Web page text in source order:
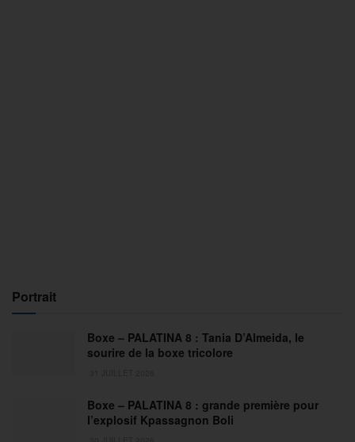
Portrait
Boxe – PALATINA 8 : Tania D’Almeida, le
sourire de la boxe tricolore
Boxe – PALATINA 8 : grande première pour
l’explosif Kpassagnon Boli